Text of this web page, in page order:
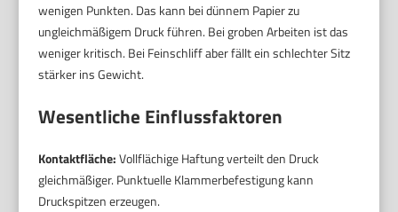
wenigen Punkten. Das kann bei dünnem Papier zu
ungleichmäßigem Druck führen. Bei groben Arbeiten ist das
weniger kritisch. Bei Feinschliff aber fällt ein schlechter Sitz
stärker ins Gewicht.
Wesentliche Einflussfaktoren
Kontaktfläche:Vollflächige Haftung verteilt den Druck
gleichmäßiger. Punktuelle Klammerbefestigung kann
Druckspitzen erzeugen.